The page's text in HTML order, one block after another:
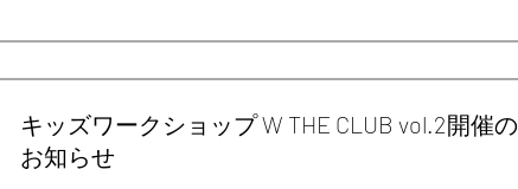
キッズワークショップ W THE CLUB vol.2開催の
お知らせ